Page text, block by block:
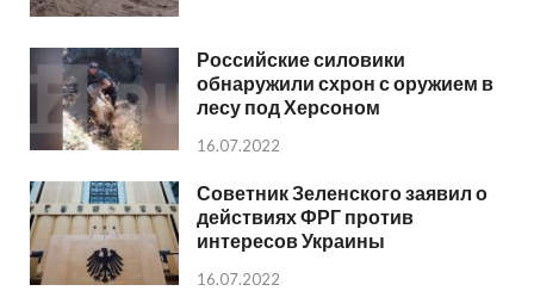
Российские силовики
обнаружили схрон с оружием в
лесу под Херсоном
16.07.2022
Советник Зеленского заявил о
действиях ФРГ против
интересов Украины
16.07.2022